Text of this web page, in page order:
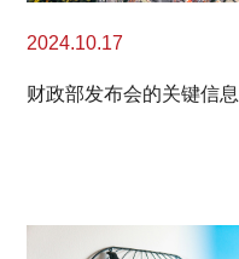
2024.10.17
财政部发布会的关键信息